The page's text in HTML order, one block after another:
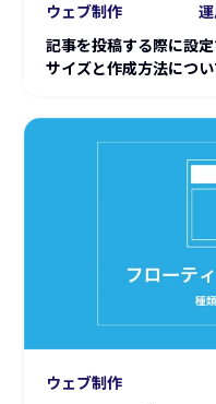
ウェブ制作
記事を投稿する際に設
サイズと作成方法につ
ウェブ制作